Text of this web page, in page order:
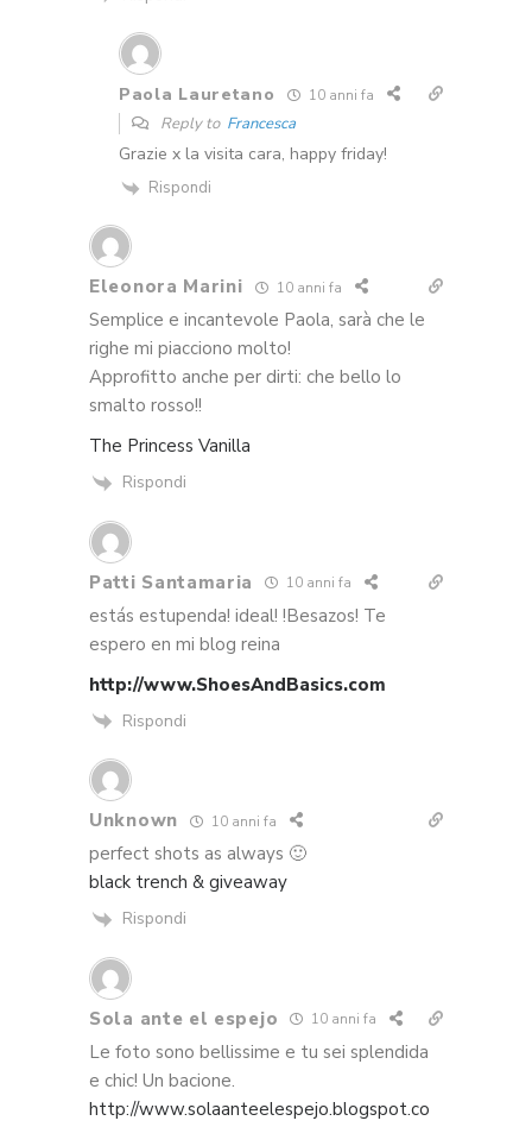
Paola Lauretano 10 anni fa
Reply to Francesca
Grazie x la visita cara, happy friday!
Rispondi
Eleonora Marini 10 anni fa
Semplice e incantevole Paola, sarà che le
righe mi piacciono molto!
Approfitto anche per dirti: che bello lo
smalto rosso!!
The Princess Vanilla
Rispondi
Patti Santamaria 10 anni fa
estás estupenda! ideal! !Besazos! Te
espero en mi blog reina
http://www.ShoesAndBasics.com
Rispondi
Unknown 10 anni fa
perfect shots as always 🙂
black trench & giveaway
Rispondi
Sola ante el espejo 10 anni fa
Le foto sono bellissime e tu sei splendida
e chic! Un bacione.
http://www.solaanteelespejo.blogspot.co